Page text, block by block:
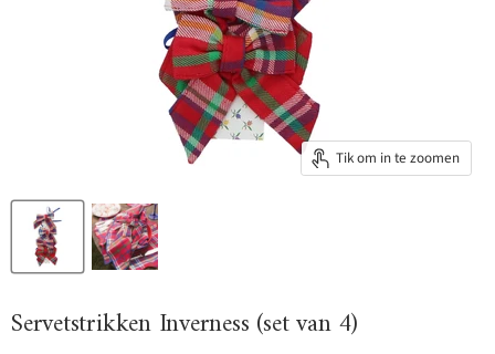
Tik om in te zoomen
Servetstrikken Inverness (set van 4)